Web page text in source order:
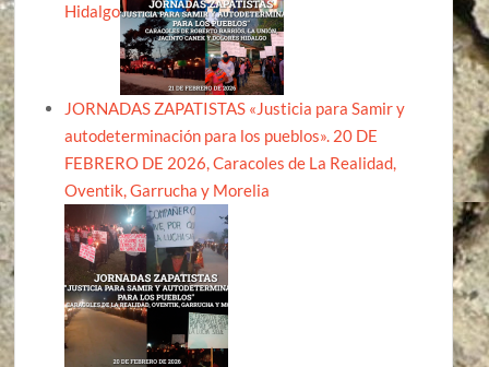
Hidalgo
JORNADAS ZAPATISTAS «Justicia para Samir y
autodeterminación para los pueblos». 20 DE
FEBRERO DE 2026, Caracoles de La Realidad,
Oventik, Garrucha y Morelia